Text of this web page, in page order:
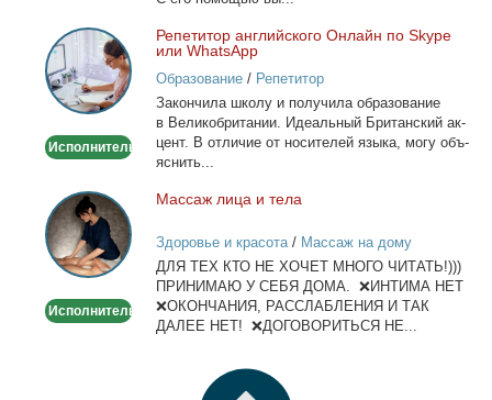
Репетитор
английского
Онлайн
по
или
Исполнитель
Ре­пе­ти­тор ан­глий­ско­го Он­лайн по Skype
или WhatsApp
Образование/ Репетитор
За­кон­чи­ла шко­лу и по­лу­чи­ла об­ра­зо­ва­ние
в Ве­ли­ко­бри­та­нии. Иде­аль­ный Бри­тан­ский ак­
цент. В от­ли­чие от но­си­те­лей язы­ка, мо­гу объ­
яс­нить...
Массаж
лица
и
тела
Исполнитель
Мас­саж ли­ца и те­ла
Здоровье и красота/ Массаж на дому
ДЛЯ ТЕХ КТО НЕ ХОЧЕТ МНОГО ЧИТАТЬ!)))
ПРИНИМАЮ У СЕБЯ ДОМА. ❌ИНТИМА НЕТ
❌ОКОНЧАНИЯ, РАССЛАБЛЕНИЯ И ТАК
ДАЛЕЕ НЕТ! ❌ДОГОВОРИТЬСЯ НЕ...